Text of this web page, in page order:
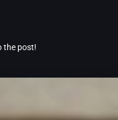
the post!